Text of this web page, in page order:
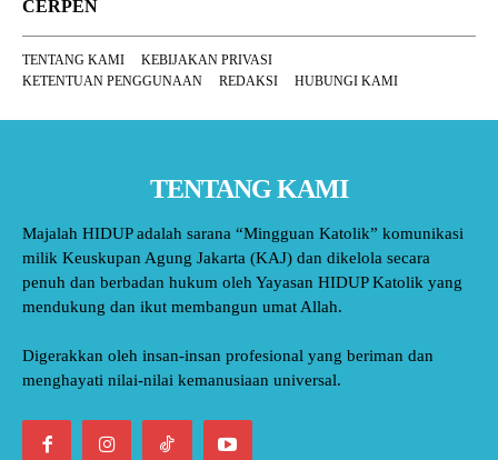
CERPEN
TENTANG KAMI
KEBIJAKAN PRIVASI
KETENTUAN PENGGUNAAN
REDAKSI HUBUNGI KAMI
TENTANG KAMI
Majalah HIDUP adalah sarana “Mingguan Katolik” komunikasi
milik Keuskupan Agung Jakarta (KAJ) dan dikelola secara
penuh dan berbadan hukum oleh Yayasan HIDUP Katolik yang
mendukung dan ikut membangun umat Allah.
Digerakkan oleh insan-insan profesional yang beriman dan
menghayati nilai-nilai kemanusiaan universal.